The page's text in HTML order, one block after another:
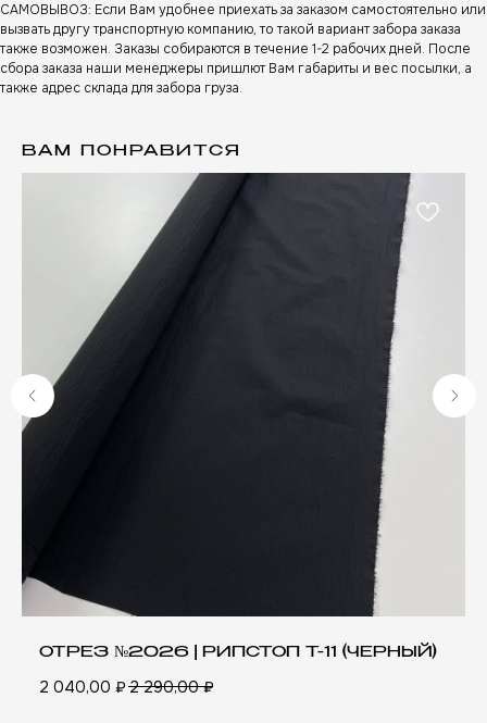
САМОВЫВОЗ: Если Вам удобнее приехать за заказом самостоятельно или
вызвать другу транспортную компанию, то такой вариант забора заказа
также возможен. Заказы собираются в течение 1-2 рабочих дней. После
сбора заказа наши менеджеры пришлют Вам габариты и вес посылки, а
также адрес склада для забора груза.
ВАМ ПОНРАВИТСЯ
ОТРЕЗ №2026 | РИПСТОП Т-11 (ЧЕРНЫЙ)
2 040,00 ₽ 2 290,00 ₽